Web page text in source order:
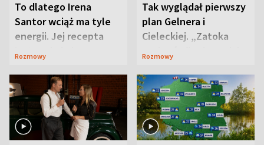
To dlatego Irena
Santor wciąż ma tyle
energii. Jej recepta
jest zaskakująco
Rozmowy
Tak wyglądał pierwszy
plan Gelnera i
Cieleckiej. „Zatoka
szpiegów” od razu ich
Rozmowy